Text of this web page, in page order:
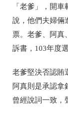
「老爹」，開
說，他們夫婦倆
票。老爹、阿真
訴書，103年度
老爹堅決否認賄
阿真則是承認拿
曾經說詞一致，